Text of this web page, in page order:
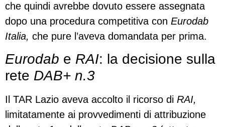
che quindi avrebbe dovuto essere assegnata
dopo una procedura competitiva con Eurodab
Italia, che pure l’aveva domandata per prima.
Eurodab e RAI: la decisione sulla
rete DAB+ n.3
Il TAR Lazio aveva accolto il ricorso di RAI,
limitatamente ai provvedimenti di attribuzione